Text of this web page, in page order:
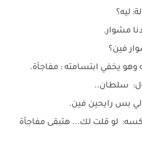
ليه؟
مشوار.
فين؟
يخفي ابتسامته : مفاجأة.
سلطان..
بس رايحين فين.
لو قلت لك... هتبقى مفاجأة